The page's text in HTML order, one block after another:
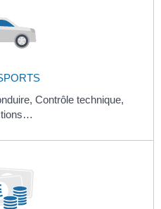
Contrôle technique,